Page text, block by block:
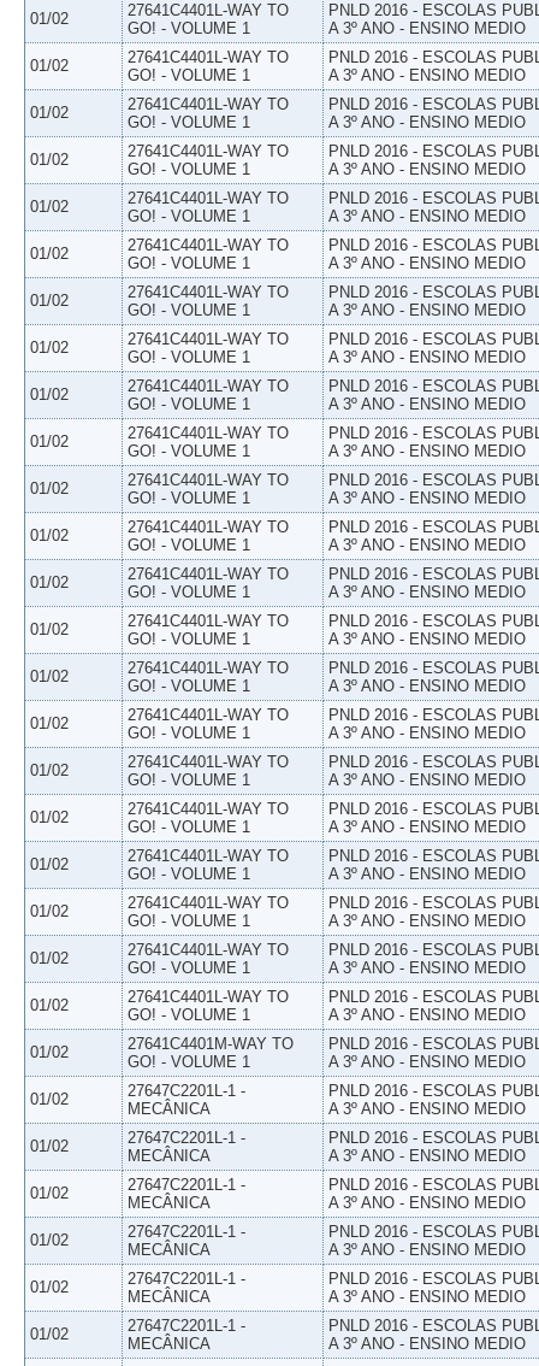
01/02
27641C4401L-WAY TO
GO! - VOLUME 1
PNLD 2016 - ESCOLAS
A 3º ANO - ENSINO MEDIO
01/02
27641C4401L-WAY TO
GO! - VOLUME 1
PNLD 2016 - ESCOLAS
A 3º ANO - ENSINO MEDIO
01/02
27641C4401L-WAY TO
GO! - VOLUME 1
PNLD 2016 - ESCOLAS
A 3º ANO - ENSINO MEDIO
01/02
27641C4401L-WAY TO
GO! - VOLUME 1
PNLD 2016 - ESCOLAS
A 3º ANO - ENSINO MEDIO
01/02
27641C4401L-WAY TO
GO! - VOLUME 1
PNLD 2016 - ESCOLAS
A 3º ANO - ENSINO MEDIO
01/02
27641C4401L-WAY TO
GO! - VOLUME 1
PNLD 2016 - ESCOLAS
A 3º ANO - ENSINO MEDIO
01/02
27641C4401L-WAY TO
GO! - VOLUME 1
PNLD 2016 - ESCOLAS
A 3º ANO - ENSINO MEDIO
01/02
27641C4401L-WAY TO
GO! - VOLUME 1
PNLD 2016 - ESCOLAS
A 3º ANO - ENSINO MEDIO
01/02
27641C4401L-WAY TO
GO! - VOLUME 1
PNLD 2016 - ESCOLAS
A 3º ANO - ENSINO MEDIO
01/02
27641C4401L-WAY TO
GO! - VOLUME 1
PNLD 2016 - ESCOLAS
A 3º ANO - ENSINO MEDIO
01/02
27641C4401L-WAY TO
GO! - VOLUME 1
PNLD 2016 - ESCOLAS
A 3º ANO - ENSINO MEDIO
01/02
27641C4401L-WAY TO
GO! - VOLUME 1
PNLD 2016 - ESCOLAS
A 3º ANO - ENSINO MEDIO
01/02
27641C4401L-WAY TO
GO! - VOLUME 1
PNLD 2016 - ESCOLAS
A 3º ANO - ENSINO MEDIO
01/02
27641C4401L-WAY TO
GO! - VOLUME 1
PNLD 2016 - ESCOLAS
A 3º ANO - ENSINO MEDIO
01/02
27641C4401L-WAY TO
GO! - VOLUME 1
PNLD 2016 - ESCOLAS
A 3º ANO - ENSINO MEDIO
01/02
27641C4401L-WAY TO
GO! - VOLUME 1
PNLD 2016 - ESCOLAS
A 3º ANO - ENSINO MEDIO
01/02
27641C4401L-WAY TO
GO! - VOLUME 1
PNLD 2016 - ESCOLAS
A 3º ANO - ENSINO MEDIO
01/02
27641C4401L-WAY TO
GO! - VOLUME 1
PNLD 2016 - ESCOLAS
A 3º ANO - ENSINO MEDIO
01/02
27641C4401L-WAY TO
GO! - VOLUME 1
PNLD 2016 - ESCOLAS
A 3º ANO - ENSINO MEDIO
01/02
27641C4401L-WAY TO
GO! - VOLUME 1
PNLD 2016 - ESCOLAS
A 3º ANO - ENSINO MEDIO
01/02
27641C4401L-WAY TO
GO! - VOLUME 1
PNLD 2016 - ESCOLAS
A 3º ANO - ENSINO MEDIO
01/02
27641C4401L-WAY TO
GO! - VOLUME 1
PNLD 2016 - ESCOLAS
A 3º ANO - ENSINO MEDIO
01/02
27641C4401M-WAY TO
GO! - VOLUME 1
PNLD 2016 - ESCOLAS
A 3º ANO - ENSINO MEDIO
01/02
27647C2201L-1 -
MECÂNICA
PNLD 2016 - ESCOLAS
A 3º ANO - ENSINO MEDIO
01/02
27647C2201L-1 -
MECÂNICA
PNLD 2016 - ESCOLAS
A 3º ANO - ENSINO MEDIO
01/02
27647C2201L-1 -
MECÂNICA
PNLD 2016 - ESCOLAS
A 3º ANO - ENSINO MEDIO
01/02
27647C2201L-1 -
MECÂNICA
PNLD 2016 - ESCOLAS
A 3º ANO - ENSINO MEDIO
01/02
27647C2201L-1 -
MECÂNICA
PNLD 2016 - ESCOLAS
A 3º ANO - ENSINO MEDIO
01/02
27647C2201L-1 -
MECÂNICA
PNLD 2016 - ESCOLAS
A 3º ANO - ENSINO MEDIO